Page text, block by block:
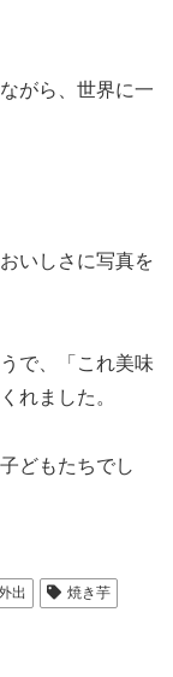
がら、世界に一
いしさに写真を
で、「これ美味
れました。
どもたちでし
出
焼き芋